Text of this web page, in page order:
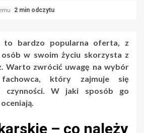
2 min odczytu
to bardzo popularna oferta, z
w swoim życiu skorzysta z
Warto zwrócić uwagę na wybór
fachowca, który zajmuje się
czynności. W jaki sposób go
– co należy